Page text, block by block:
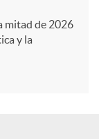
mitad de 2026
y la